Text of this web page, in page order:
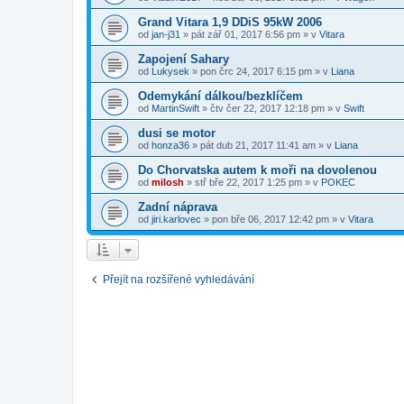
Grand Vitara 1,9 DDiS 95kW 2006
od jan-j31 » pát zář 01, 2017 6:56 pm » v Vitara
Zapojení Sahary
od Lukysek » pon črc 24, 2017 6:15 pm » v Liana
Odemykání dálkou/bezklíčem
od MartinSwift » čtv čer 22, 2017 12:18 pm » v Swift
dusi se motor
od honza36 » pát dub 21, 2017 11:41 am » v Liana
Do Chorvatska autem k moři na dovolenou
od milosh » stř bře 22, 2017 1:25 pm » v POKEC
Zadní náprava
od jiri.karlovec » pon bře 06, 2017 12:42 pm » v Vitara
Přejít na rozšířené vyhledávání